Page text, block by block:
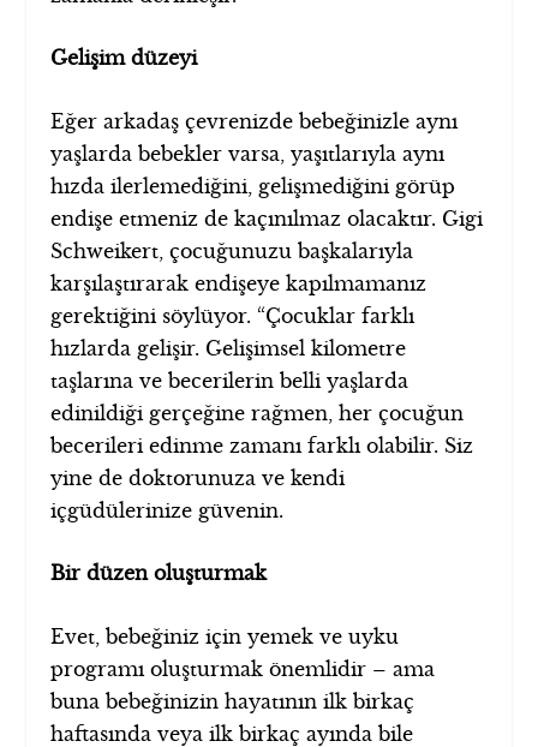
Gelişim düzeyi
Eğer arkadaş çevrenizde bebeğinizle aynı
yaşlarda bebekler varsa, yaşıtlarıyla aynı
hızda ilerlemediğini, gelişmediğini görüp
endişe etmeniz de kaçınılmaz olacaktır. Gigi
Schweikert, çocuğunuzu başkalarıyla
karşılaştırarak endişeye kapılmamanız
gerektiğini söylüyor. “Çocuklar farklı
hızlarda gelişir. Gelişimsel kilometre
taşlarına ve becerilerin belli yaşlarda
edinildiği gerçeğine rağmen, her çocuğun
becerileri edinme zamanı farklı olabilir. Siz
yine de doktorunuza ve kendi
içgüdülerinize güvenin.
Bir düzen oluşturmak
Evet, bebeğiniz için yemek ve uyku
programı oluşturmak önemlidir – ama
buna bebeğinizin hayatının ilk birkaç
haftasında veya ilk birkaç ayında bile